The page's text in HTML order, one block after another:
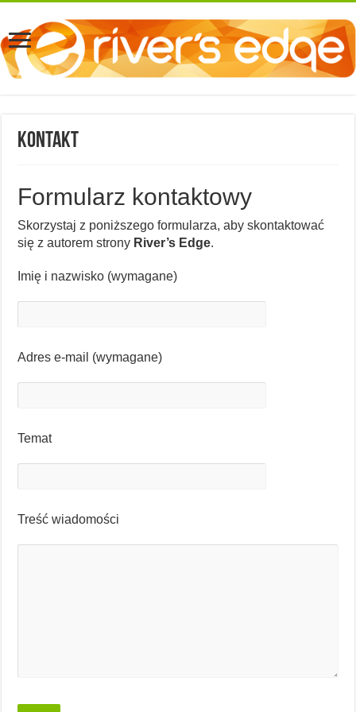
Kontakt
Formularz kontaktowy
Skorzystaj z poniższego formularza, aby skontaktować
się z autorem strony River’s Edge.
Imię i nazwisko (wymagane)
Adres e-mail (wymagane)
Temat
Treść wiadomości